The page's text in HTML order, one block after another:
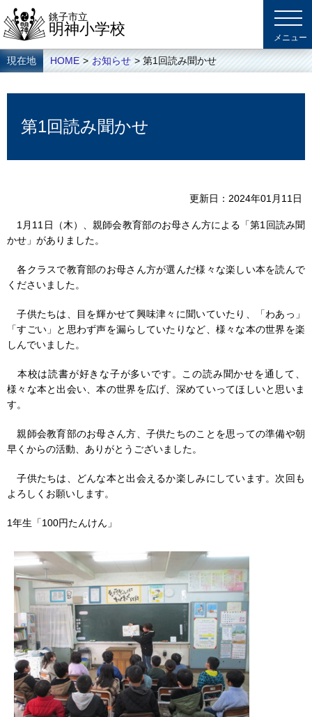
銚子市立
明神小学校
現在地 HOME > お知らせ > 第1回読み聞かせ
第1回読み聞かせ
更新日 2024年01月11日
1月11日（木）、親師会教育部のお母さん方による「第1回読み聞
かせ」がありました。
各クラスで教育部のお母さん方が選んだ様々な楽しい本を読んで
くださいました。
子供たちは、目を輝かせて興味津々に聞いていたり、「わあっ」
「すごい」と思わず声を漏らしていたりなど、様々な本の世界を楽
しんでいました。
本校は読書が好きな子が多いです。この読み聞かせを通して、
様々な本と出会い、本の世界を広げ、深めていってほしいと思いま
す。
親師会教育部のお母さん方、子供たちのことを思っての準備や朝
早くからの活動、ありがとうございました。
子供たちは、どんな本と出会えるか楽しみにしています。次回も
よろしくお願いします。
1年生「100円たんけん」